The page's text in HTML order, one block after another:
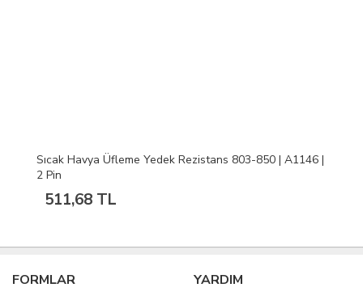
Sıcak Havya Üfleme Yedek Rezistans 803-850 | A1146 |
2 Pin
511,68 TL
FORMLAR YARDIM